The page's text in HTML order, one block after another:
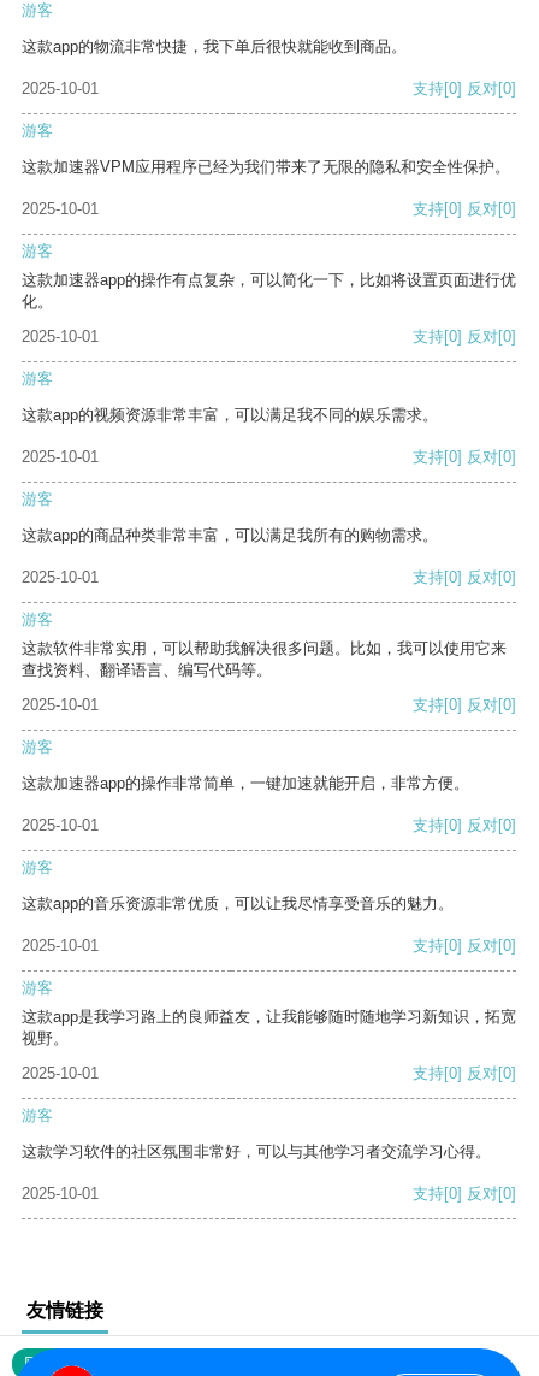
游客
这款app的物流非常快捷，我下单后很快就能收到商品。
2025-10-01 支持[0] 反对[0]
游客
这款加速器VPM应用程序已经为我们带来了无限的隐私和安全性保护。
2025-10-01 支持[0] 反对[0]
游客
这款加速器app的操作有点复杂，可以简化一下，比如将设置页面进行优
化。
2025-10-01
支持[0] 反对[0]
游客
这款app的视频资源非常丰富，可以满足我不同的娱乐需求。
2025-10-01 支持[0] 反对[0]
游客
这款app的商品种类非常丰富，可以满足我所有的购物需求。
2025-10-01 支持[0] 反对[0]
游客
这款软件非常实用，可以帮助我解决很多问题。比如，我可以使用它来
查找资料、翻译语言、编写代码等。
2025-10-01
支持[0] 反对[0]
游客
这款加速器app的操作非常简单，一键加速就能开启，非常方便。
2025-10-01 支持[0] 反对[0]
游客
这款app的音乐资源非常优质，可以让我尽情享受音乐的魅力。
2025-10-01 支持[0] 反对[0]
游客
这款app是我学习路上的良师益友，让我能够随时随地学习新知识，拓宽
视野。
2025-10-01
支持[0] 反对[0]
游客
这款学习软件的社区氛围非常好，可以与其他学习者交流学习心得。
2025-10-01 支持[0] 反对[0]
友情链接
网站地图